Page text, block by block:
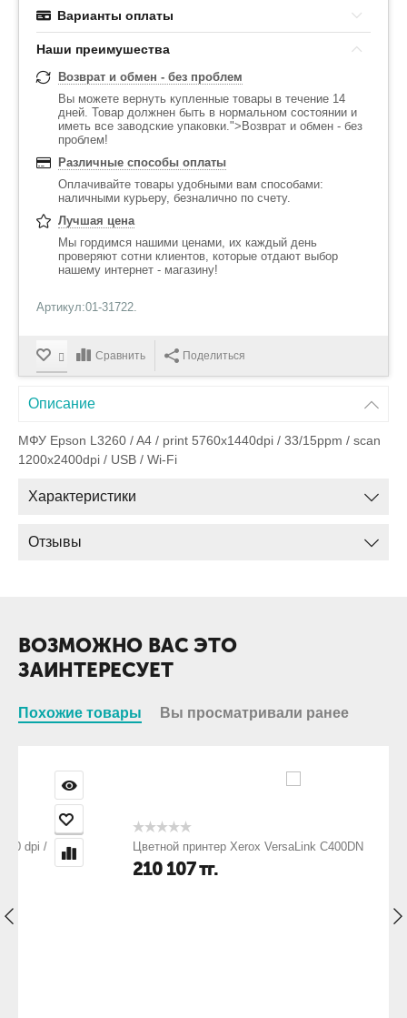
Варианты оплаты
Наши преимушества
Возврат и обмен - без проблем
Вы можете вернуть купленные товары в течение 14
дней. Товар должнен быть в нормальном состоянии и
иметь все заводские упаковки.">Возврат и обмен - без
проблем!
Различные способы оплаты
Оплачивайте товары удобными вам способами:
наличными курьеру, безналично по счету.
Лучшая цена
Мы гордимся нашими ценами, их каждый день
проверяют сотни клиентов, которые отдают выбор
нашему интернет - магазину!
Артикул:01-31722.
Сравнить Поделиться
Описание
МФУ Epson L3260 / A4 / print 5760x1440dpi / 33/15ppm / scan
1200x2400dpi / USB / Wi-Fi
Характеристики
Отзывы
ВОЗМОЖНО ВАС ЭТО
ЗАИНТЕРЕСУЕТ
Похожие товары Вы просматривали ранее
Цветной принтер Xerox VersaLink C400DN
210 107